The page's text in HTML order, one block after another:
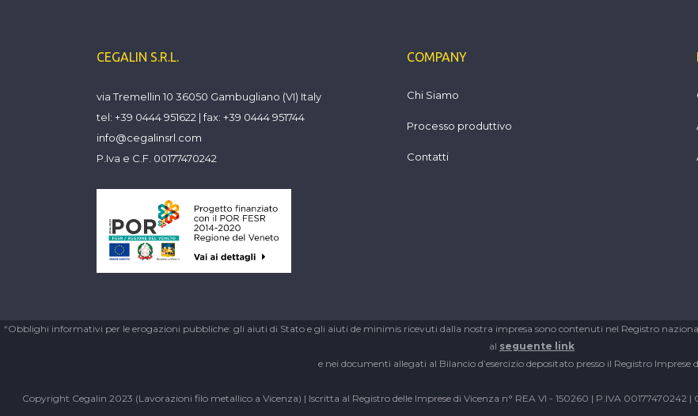
CEGALIN S.R.L.
via Tremellin 10 36050 Gambugliano (VI) Italy
tel: +39 0444 951622 | fax: +39 0444 951744
info@cegalinsrl.com
P.Iva e C.F. 00177470242
COMPANY
Chi Siamo
Processo produttivo
Contatti
“Obblighi informativi per le erogazioni pubbliche: gli aiuti di Stato e gli aiuti de minimis ricevuti dalla nostra impresa sono contenuti nel Registro
al seguente link
e nei documenti allegati al Bilancio d’esercizio depositato presso il Registro Imprese
Copyright Cegalin 2023 (Lavorazioni filo metallico a Vicenza) | Iscritta al Registro delle Imprese di Vicenza n° REA VI - 150260 | P.IVA 00177470242 |